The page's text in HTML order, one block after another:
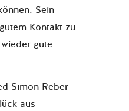
Sein
Kontakt zu
gute
Simon Reber
aus